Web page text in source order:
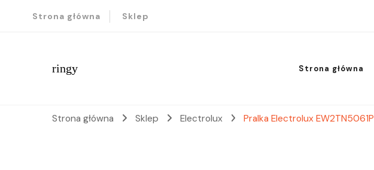
Strona główna Sklep
ringy Strona główna
Strona główna Sklep Electrolux Pralka Electrolux EW2TN5061P